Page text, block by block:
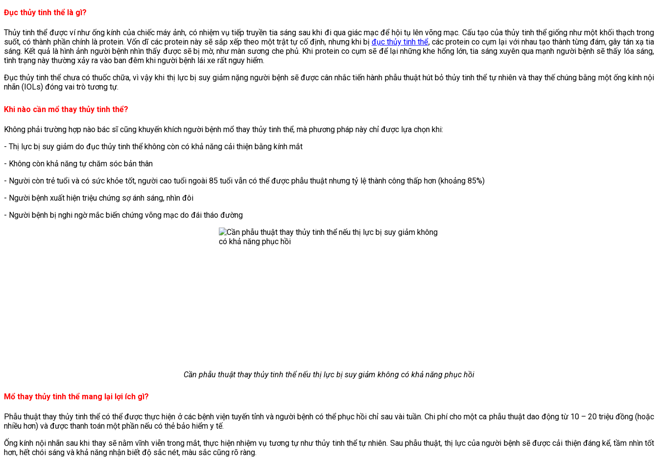
Đục thủy tinh thể là gì?
Thủy tinh thể được ví như ống kính của chiếc máy ảnh, có nhiệm vụ tiếp truyền tia sáng sau khi đi qua giác mạc để hội tụ lên võng mạc. Cấu tạo của thủy tinh thể giống như một khối thạch trong
suốt, có thành phần chính là protein. Vốn dĩ các protein này sẽ sắp xếp theo một trật tự cố định, nhưng khi bị đục thủy tinh thể, các protein co cụm lại với nhau tạo thành từng đám, gây tán xạ tia
sáng. Kết quả là hình ảnh người bệnh nhìn thấy được sẽ bị mờ, như màn sương che phủ. Khi protein co cụm sẽ để lại những khe hổng lớn, tia sáng xuyên qua mạnh người bệnh sẽ thấy lóa sáng,
tình trạng này thường xảy ra vào ban đêm khi người bệnh lái xe rất nguy hiểm.
Đục thủy tinh thể chưa có thuốc chữa, vì vậy khi thị lực bị suy giảm nặng người bệnh sẽ được cân nhắc tiến hành phẫu thuật hút bỏ thủy tinh thể tự nhiên và thay thế chúng bằng một ống kính nội
nhãn (IOLs) đóng vai trò tương tự.
Khi nào cần mổ thay thủy tinh thể?
Không phải trường hợp nào bác sĩ cũng khuyến khích người bệnh mổ thay thủy tinh thể, mà phương pháp này chỉ được lựa chọn khi:
- Thị lực bị suy giảm do đục thủy tinh thể không còn có khả năng cải thiện bằng kính mắt
- Không còn khả năng tự chăm sóc bản thân
- Người còn trẻ tuổi và có sức khỏe tốt, người cao tuổi ngoài 85 tuổi vẫn có thể được phẫu thuật nhưng tỷ lệ thành công thấp hơn (khoảng 85%)
- Người bệnh xuất hiện triệu chứng sợ ánh sáng, nhìn đôi
- Người bệnh bị nghi ngờ mắc biến chứng võng mạc do đái tháo đường
Cần phẫu thuật thay thủy tinh thể nếu thị lực bị suy giảm không có khả năng phục hồi
Mổ thay thủy tinh thể mang lại lợi ích gì?
Phẫu thuật thay thủy tinh thể có thể được thực hiện ở các bệnh viện tuyến tỉnh và người bệnh có thể phục hồi chỉ sau vài tuần. Chi phí cho một ca phẫu thuật dao động từ 10 – 20 triệu đồng (hoặc
nhiều hơn) và được thanh toán một phần nếu có thẻ bảo hiểm y tế.
Ống kính nội nhãn sau khi thay sẽ nằm vĩnh viễn trong mắt, thực hiện nhiệm vụ tương tự như thủy tinh thể tự nhiên. Sau phẫu thuật, thị lực của người bệnh sẽ được cải thiện đáng kể, tầm nhìn tốt
hơn, hết chói sáng và khả năng nhận biết độ sắc nét, màu sắc cũng rõ ràng.